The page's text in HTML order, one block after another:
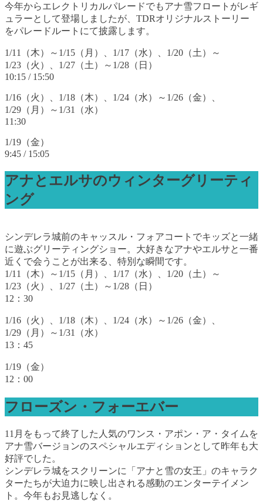
今年からエレクトリカルパレードでもアナ雪フロートがレギ
ュラーとして登場しましたが、TDRオリジナルストーリー
をパレードルートにて披露します。
1/11（木）～1/15（月）、1/17（水）、1/20（土）～
1/23（火）、1/27（土）～1/28（日）
10:15 / 15:50
1/16（火）、1/18（木）、1/24（水）～1/26（金）、
1/29（月）～1/31（水）
11:30
1/19（金）
9:45 / 15:05
アナとエルサのウィンターグリーティ
ング
シンデレラ城前のキャッスル・フォアコートでキッズと一緒
に遊ぶグリーティングショー。大好きなアナやエルサと一番
近くで会うことが出来る、特別な瞬間です。
1/11（木）～1/15（月）、1/17（水）、1/20（土）～
1/23（火）、1/27（土）～1/28（日）
12：30
1/16（火）、1/18（木）、1/24（水）～1/26（金）、
1/29（月）～1/31（水）
13：45
1/19（金）
12：00
フローズン・フォーエバー
11月をもって終了した人気のワンス・アポン・ア・タイムを
アナ雪バージョンのスペシャルエディションとして昨年も大
好評でした。
シンデレラ城をスクリーンに「アナと雪の女王」のキャラク
ターたちが大迫力に映し出される感動のエンターテイメン
ト。今年もお見逃しなく。